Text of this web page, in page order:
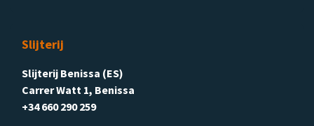
Slijterij
Slijterij Benissa (ES)
Carrer Watt 1, Benissa
+34 660 290 259